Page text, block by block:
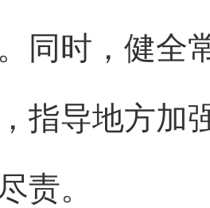
同时，健全
指导地方加
责。